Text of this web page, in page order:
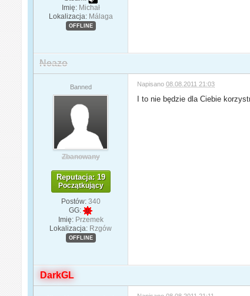
Imię: Michał
Lokalizacja: Málaga
OFFLINE
Neazo
Banned
Zbanowany
Reputacja: 19
Początkujący
Postów: 340
GG:
Imię: Przemek
Lokalizacja: Rzgów
OFFLINE
Napisano08.08.2011 21:03
I to nie będzie dla Ciebie
DarkGL